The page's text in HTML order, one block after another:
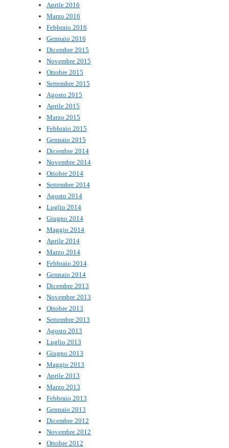
Aprile 2016
Marzo 2016
Febbraio 2016
Gennaio 2016
Dicembre 2015
Novembre 2015
Ottobre 2015
Settembre 2015
Agosto 2015
Aprile 2015
Marzo 2015
Febbraio 2015
Gennaio 2015
Dicembre 2014
Novembre 2014
Ottobre 2014
Settembre 2014
Agosto 2014
Luglio 2014
Giugno 2014
Maggio 2014
Aprile 2014
Marzo 2014
Febbraio 2014
Gennaio 2014
Dicembre 2013
Novembre 2013
Ottobre 2013
Settembre 2013
Agosto 2013
Luglio 2013
Giugno 2013
Maggio 2013
Aprile 2013
Marzo 2013
Febbraio 2013
Gennaio 2013
Dicembre 2012
Novembre 2012
Ottobre 2012